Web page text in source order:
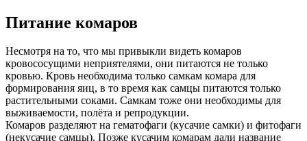
Питание комаров
Несмотря на то, что мы привыкли видеть комаров
кровососущими неприятелями, они питаются не только
кровью. Кровь необходима только самкам комара для
формирования яиц, в то время как самцы питаются только
растительными соками. Самкам тоже они необходимы для
выживаемости, полёта и репродукции.
Комаров разделяют на гематофаги (кусачие самки) и фитофаги
(некусачие самцы). Позже кусачим комарам дали название